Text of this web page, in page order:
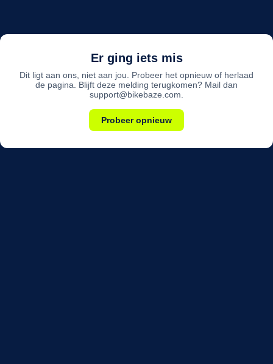
Er ging iets mis
Dit ligt aan ons, niet aan jou. Probeer het opnieuw of herlaad
de pagina. Blijft deze melding terugkomen? Mail dan
support@bikebaze.com.
Probeer opnieuw